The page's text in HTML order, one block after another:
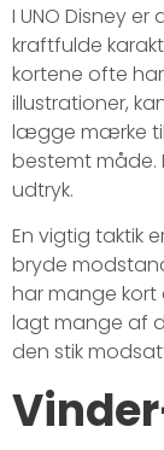
I UNO Disney
kraftfulde
kortene ofte
illustrationer,
lægge mærke til,
bestemt
udtryk.
En vigtig taktik
bryde
har mange
lagt mange af
den stik